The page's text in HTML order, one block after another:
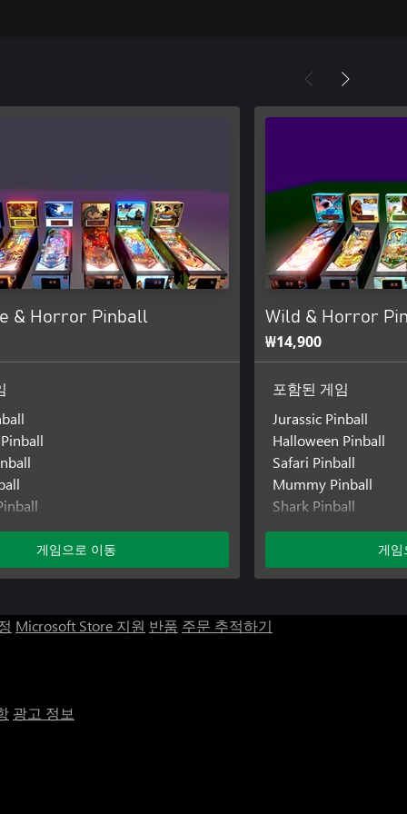
& Horror Pinball
게임으로 이동
Wild & Horror
₩14,900
포함된 게임
Jurassic Pinball
Halloween Pinball
Safari Pinball
Mummy Pinball
Shark Pinball
Werewolf Pinball
게임
Microsoft Store 지원 반품 주문 추적하기
광고 정보